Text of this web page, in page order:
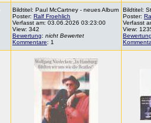
Bildtitel: Paul McCartney - neues Album
Poster: Ralf Froehlich
Verfasst am: 03.06.2026 03:23:00
View: 342
Bewertung: nicht Bewertet
Kommentare: 1
Bildtitel:
Poster:
Verfasst
View: